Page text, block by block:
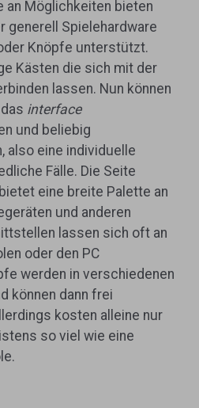
an Möglichkeiten bieten
generell Spielehardware
Knöpfe unterstützt.
Kästen die sich mit der
lassen. Nun können
interface
und beliebig
also eine individuelle
Fälle. Die Seite
bietet eine breite Palette an
und anderen
lassen sich oft an
oder den PC
werden in verschiedenen
können dann frei
kosten alleine nur
so viel wie eine